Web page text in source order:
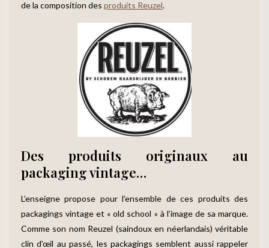
de la composition des produits Reuzel.
Des produits originaux au
packaging vintage…
L’enseigne propose pour l’ensemble de ces produits des
packagings vintage et « old school » à l’image de sa marque.
Comme son nom Reuzel (saindoux en néerlandais) véritable
clin d’œil au passé, les packagings semblent aussi rappeler